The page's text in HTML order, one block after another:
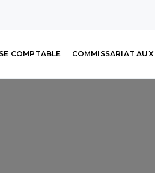
COMPTABLE COMMISSARIAT